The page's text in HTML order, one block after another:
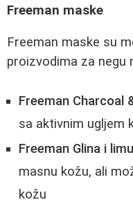
Freeman maske
Freeman maske su
proizvodima za negu
Freeman Charcoal
sa aktivnim ugljem
Freeman Glina i
masnu kožu, ali
kožu